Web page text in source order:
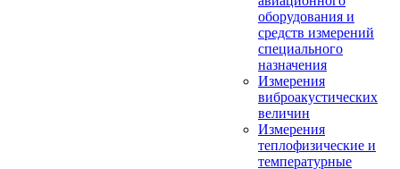
оборудования и
средств измерений
специального
назначения
Измерения
виброакустических
величин
Измерения
теплофизические и
температурные